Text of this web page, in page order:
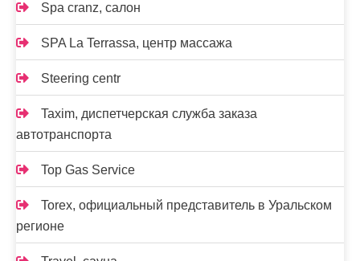
Spa cranz, салон
SPA La Terrassa, центр массажа
Steering centr
Taxim, диспетчерская служба заказа
автотранспорта
Top Gas Service
Torex, официальный представитель в Уральском
регионе